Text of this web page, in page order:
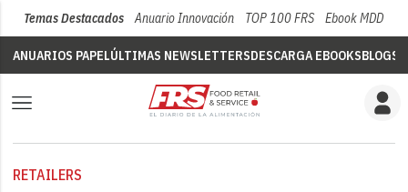
Temas Destacados Anuario Innovación TOP 100 FRS Ebook MDD
ANUARIOS PAPELÚLTIMAS NEWSLETTERSDESCARGA EBOOKSBLOGS
RETAILERS